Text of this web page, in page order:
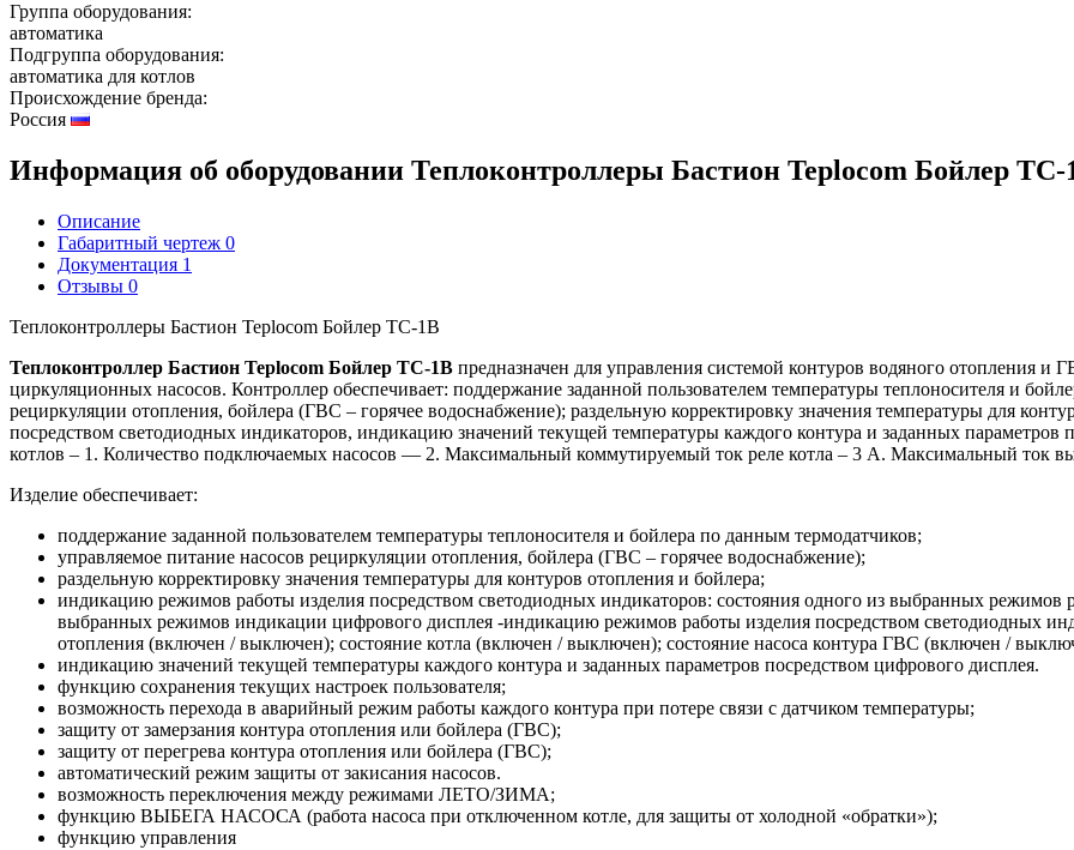
Группа оборудования:
автоматика
Подгруппа оборудования:
автоматика для котлов
Происхождение бренда:
Россия
Информация об оборудовании Теплоконтроллеры Бастион Teplocom Бойлер ТС-
Описание
Габаритный чертеж 0
Документация 1
Отзывы 0
Теплоконтроллеры Бастион Teplocom Бойлер ТС-1В
Теплоконтроллер Бастион Teplocom Бойлер ТС-1В предназначен для управления системой контуров водяного отопления и
циркуляционных насосов. Контроллер обеспечивает: поддержание заданной пользователем температуры теплоносителя и
рециркуляции отопления, бойлера (ГВС – горячее водоснабжение); раздельную корректировку значения температуры для
посредством светодиодных индикаторов, индикацию значений текущей температуры каждого контура и заданных
котлов – 1. Количество подключаемых насосов — 2. Максимальный коммутируемый ток реле котла – 3 А. Максимальный ток
Изделие обеспечивает:
поддержание заданной пользователем температуры теплоносителя и бойлера по данным термодатчиков;
управляемое питание насосов рециркуляции отопления, бойлера (ГВС – горячее водоснабжение);
раздельную корректировку значения температуры для контуров отопления и бойлера;
индикацию режимов работы изделия посредством светодиодных индикаторов: состояния одного из выбранных
выбранных режимов индикации цифрового дисплея -индикацию режимов работы изделия посредством светодиодных
отопления (включен / выключен); состояние котла (включен / выключен); состояние насоса контура ГВС (включен /
индикацию значений текущей температуры каждого контура и заданных параметров посредством цифрового дисплея.
функцию сохранения текущих настроек пользователя;
возможность перехода в аварийный режим работы каждого контура при потере связи с датчиком температуры;
защиту от замерзания контура отопления или бойлера (ГВС);
защиту от перегрева контура отопления или бойлера (ГВС);
автоматический режим защиты от закисания насосов.
возможность переключения между режимами ЛЕТО/ЗИМА;
функцию ВЫБЕГА НАСОСА (работа насоса при отключенном котле, для защиты от холодной «обратки»);
функцию управления